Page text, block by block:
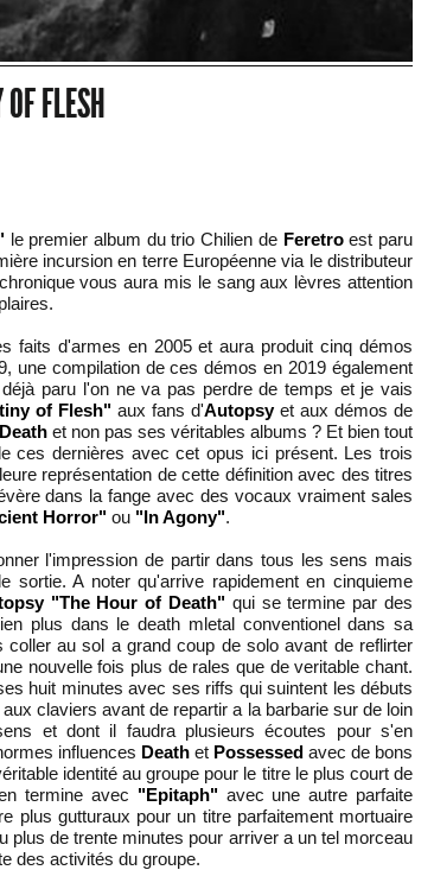
FLESH
le premier album du trio Chilien de Feretroest paru
incursion en terre Européenne via le distributeur
vous aura mis le sang aux lèvres attention
faits d'armes en 2005 et aura produit cinq démos
une compilation de ces démos en 2019 également
paru l'on ne va pas perdre de temps et je vais
of Flesh" aux fans d'Autopsyet aux démos de
Death et non pas ses véritables albums ? Et bien tout
ces dernières avec cet opus ici présent. Les trois
représentation de cette définition avec des titres
dans la fange avec des vocaux vraiment sales
Horror" ou "In Agony".
l'impression de partir dans tous les sens mais
A noter qu'arrive rapidement en cinquieme
"The Hour of Death"qui se termine par des
plus dans le death mletal conventionel dans sa
au sol a grand coup de solo avant de reflirter
nouvelle fois plus de rales que de veritable chant.
huit minutes avec ses riffs qui suintent les débuts
claviers avant de repartir a la barbarie sur de loin
et dont il faudra plusieurs écoutes pour s'en
influences Deathet Possessedavec de bons
identité au groupe pour le titre le plus court de
termine avec "Epitaph"avec une autre parfaite
plus gutturaux pour un titre parfaitement mortuaire
plus de trente minutes pour arriver a un tel morceau
des activités du groupe.